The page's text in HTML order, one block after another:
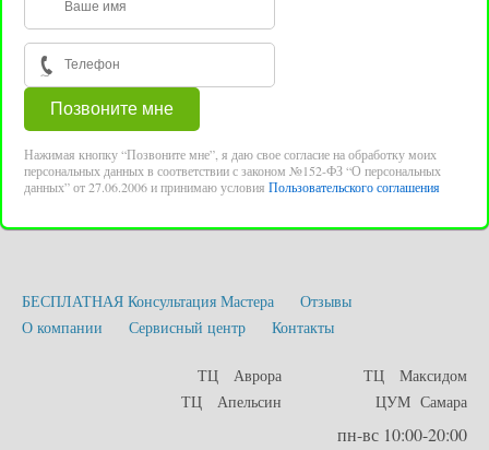
Нажимая кнопку “Позвоните мне”, я даю свое согласие на обработку моих
персональных данных в соответствии с законом №152-ФЗ “О персональных
данных” от 27.06.2006 и принимаю условия Пользовательского соглашения
БЕСПЛАТНАЯ Консультация Мастера
Отзывы
О компании
Сервисный центр Контакты
ТЦ Аврора
ТЦ Максидом
ТЦ Апельсин
ЦУМ Самара
пн-вс 10:00-20:00